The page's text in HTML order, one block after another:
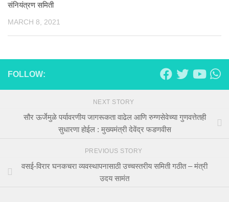
संनियंत्रण समिती
MARCH 8, 2021
FOLLOW:
NEXT STORY
सौर ऊर्जेमुळे पर्यावरणीय जागरूकता वाढेल आणि रुग्णसेवेच्या गुणवत्तेतही
सुधारणा होईल : मुख्यमंत्री देवेंद्र फडणवीस
PREVIOUS STORY
वसई-विरार घनकचरा व्यवस्थापनासाठी उच्चस्तरीय समिती गठीत – मंत्री
उदय सामंत